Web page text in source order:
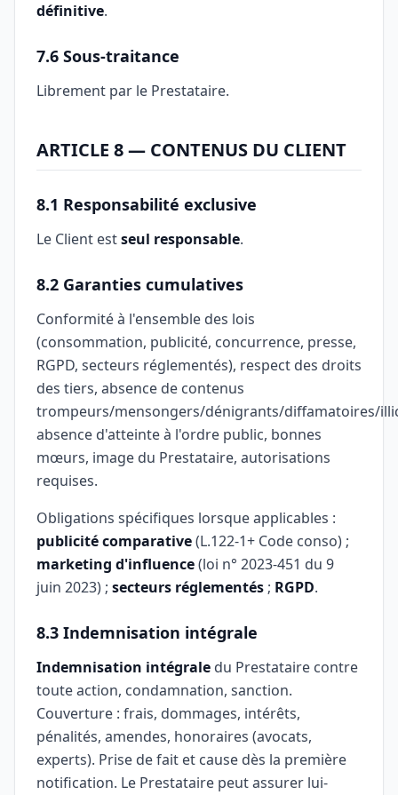
définitive.
7.6 Sous-traitance
Librement par le Prestataire.
ARTICLE 8 — CONTENUS DU CLIENT
8.1 Responsabilité exclusive
Le Client estseul responsable.
8.2 Garanties cumulatives
Conformité à l'ensemble des lois
(consommation, publicité, concurrence, presse,
RGPD, secteurs réglementés), respect des droits
des tiers, absence de contenus
trompeurs/mensongers/dénigrants/diffamatoires/
absence d'atteinte à l'ordre public, bonnes
mœurs, image du Prestataire, autorisations
requises.
Obligations spécifiques lorsque applicables :
publicité comparative(L.122-1+ Code conso) ;
marketing d'influence(loi n° 2023-451 du 9
juin 2023) ; secteurs réglementés ; RGPD.
8.3 Indemnisation intégrale
Indemnisation intégrale du Prestataire contre
toute action, condamnation, sanction.
Couverture : frais, dommages, intérêts,
pénalités, amendes, honoraires (avocats,
experts). Prise de fait et cause dès la première
notification. Le Prestataire peut assurer lui-